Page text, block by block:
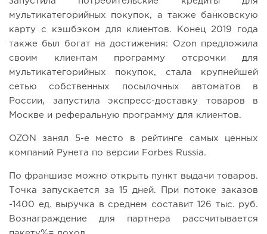
мультикатегорийных покупок, а также банковскую
карту с кэшбэком для клиентов. Конец 2019 года
также был богат на достижения: Ozon предложила
своим клиентам программу отсрочки для
мультикатегорийных покупок, стала крупнейшей
сетью собственных посылочных автоматов в
России, запустила экспресс-доставку товаров в
Москве и реферальную программу для клиентов.
OZON занял 5-е место в рейтинге самых ценных
компаний Рунета по версии Forbes Russia.
По франшизе можно открыть пункт выдачи товаров.
Точка запускается за 15 дней. При потоке заказов
-1400 ед. выручка в среднем составит 126 тыс. руб.
Вознаграждение для партнера рассчитывается